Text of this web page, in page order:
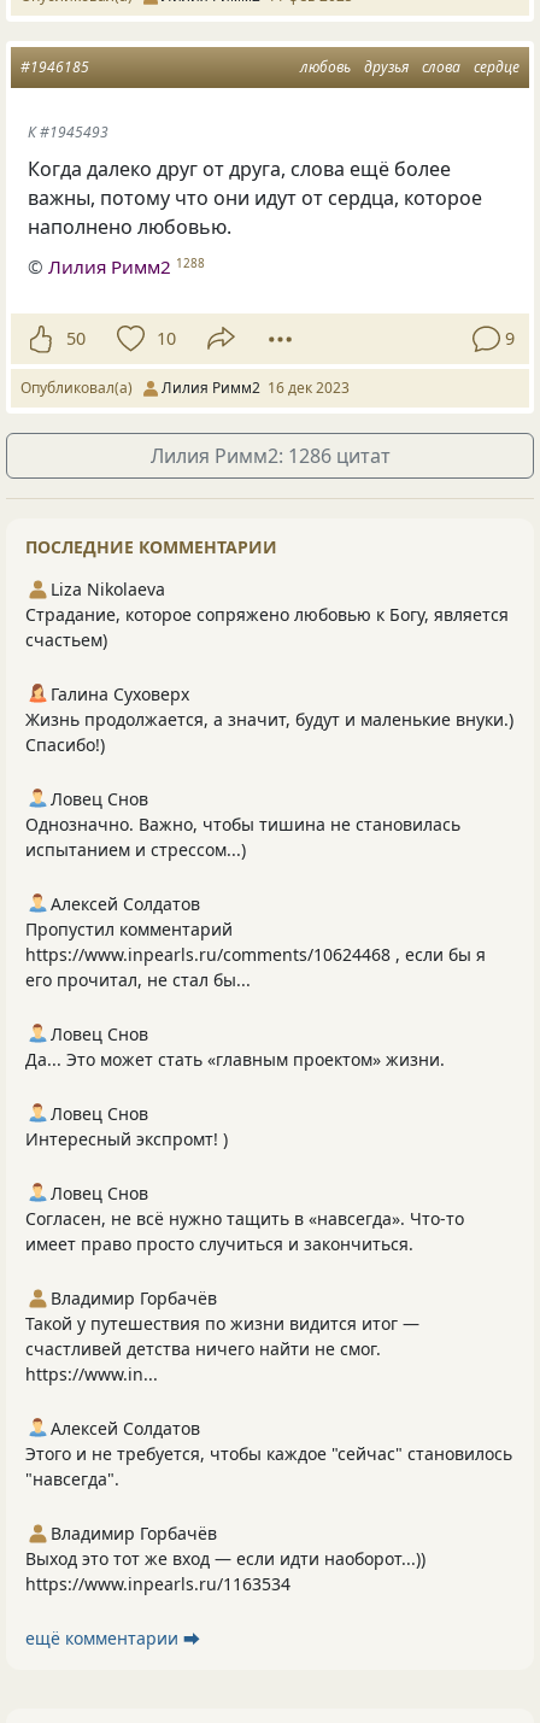
любовь друзья слова сердце
#1946185
К #1945493
Когда далеко друг от друга, слова ещё более
важны, потому что они идут от сердца, которое
наполнено любовью.
©Лилия Римм2 1288
50 10 9
Опубликовал(а) Лилия Римм2 16 дек 2023
Лилия Римм2: 1286 цитат
ПОСЛЕДНИЕ КОММЕНТАРИИ
Liza Nikolaeva
Страдание, которое сопряжено любовью к Богу, является
счастьем)
Галина Суховерх
Жизнь продолжается, а значит, будут и маленькие внуки.)
Спасибо!)
Ловец Снов
Однозначно. Важно, чтобы тишина не становилась
испытанием и стрессом...)
Алексей Солдатов
Пропустил комментарий
https://www.inpearls.ru/comments/10624468 , если бы я
его прочитал, не стал бы...
Ловец Снов
Да... Это может стать «главным проектом» жизни.
Ловец Снов
Интересный экспромт! )
Ловец Снов
Согласен, не всё нужно тащить в «навсегда». Что‑то
имеет право просто случиться и закончиться.
Владимир Горбачёв
Такой у путешествия по жизни видится итог —
счастливей детства ничего найти не смог.
https://www.in...
Алексей Солдатов
Этого и не требуется, чтобы каждое "сейчас" становилось
"навсегда".
Владимир Горбачёв
Выход это тот же вход — если идти наоборот...))
https://www.inpearls.ru/1163534
ещё комментарии ⮕